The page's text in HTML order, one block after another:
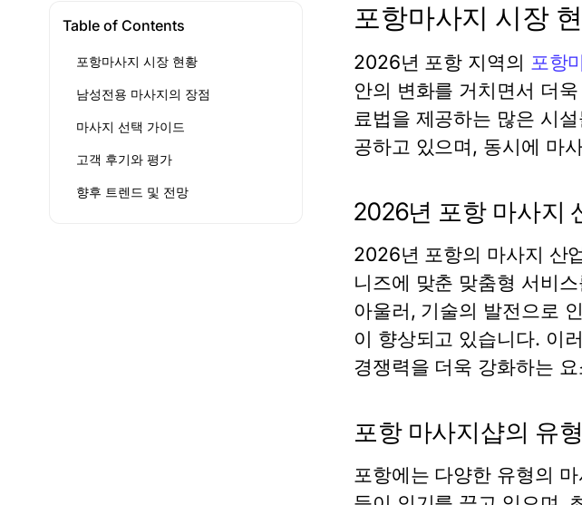
Table of Contents
포항마사지 시장 현황
남성전용 마사지의 장점
마사지 선택 가이드
고객 후기와 평가
향후 트렌드 및 전망
포항마사지 시장
2026년 포항 지역의 포항
안의 변화를 거치면서 더
료법을 제공하는 많은 시
공하고 있으며, 동시에 마
2026년 포항 마사지
2026년 포항의 마사지 산
니즈에 맞춘 맞춤형 서비
아울러, 기술의 발전으로
이 향상되고 있습니다. 이
경쟁력을 더욱 강화하는
포항 마사지샵의 유형
포항에는 다양한 유형의